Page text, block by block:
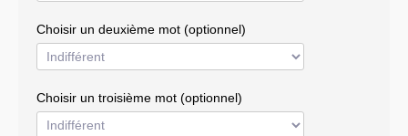
Résistances
Systèmes & société sous contrôle
Choisir un deuxième mot (optionnel)
Choisir un troisième mot (optionnel)